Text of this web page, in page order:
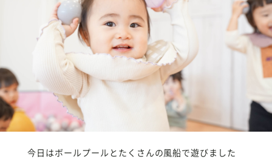
今日はボールプールとたくさんの風船で遊びました